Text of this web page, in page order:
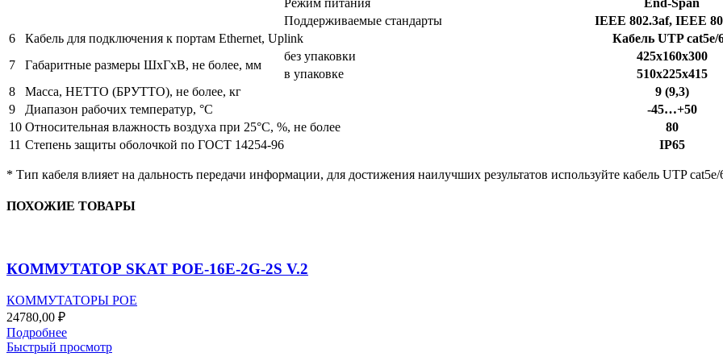
Режим питания
End-Span
Поддерживаемые стандарты
IEEE 802.3af, IEEE
6
Кабель для подключения к портам Ethernet, Uplink
Кабель UTP cat5e/
7
Габаритные размеры ШхГхВ, не более, мм
без упаковки
425х160х300
в упаковке
510х225х415
8
Масса, НЕТТО (БРУТТО), не более, кг
9 (9,3)
9
Диапазон рабочих температур, °С
-45…+50
10 Относительная влажность воздуха при 25°С, %, не более
80
11 Степень защиты оболочкой по ГОСТ 14254-96 IP65
* Тип кабеля влияет на дальность передачи информации, для достижения наилучших результатов используйте кабель UTP cat5e/
ПОХОЖИЕ ТОВАРЫ
КОММУТАТОР SKAT POE-16E-2G-2S V.2
КОММУТАТОРЫ POE
24780,00 ₽
Подробнее
Быстрый просмотр